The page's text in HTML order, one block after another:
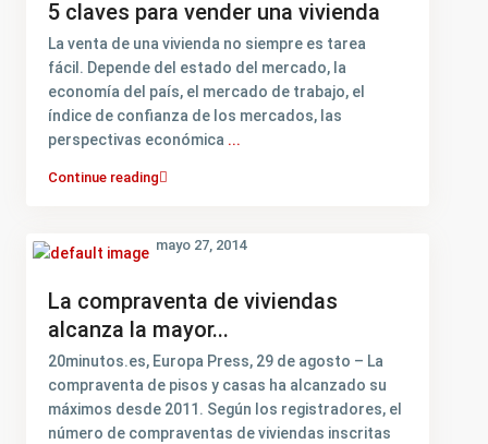
5 claves para vender una vivienda
La venta de una vivienda no siempre es tarea
fácil. Depende del estado del mercado, la
economía del país, el mercado de trabajo, el
índice de confianza de los mercados, las
perspectivas económica ...
Continue reading
La compraventa de viviendas
alcanza la mayor...
mayo 27, 2014
20minutos.es, Europa Press, 29 de agosto – La
compraventa de pisos y casas ha alcanzado su
máximos desde 2011. Según los registradores, el
número de compraventas de viviendas inscritas